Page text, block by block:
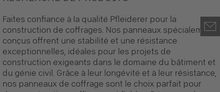
Faites confiance à la qualité Pfleiderer pour la
construction de coffrages. Nos panneaux spécialement
conçus offrent une stabilité et une résistance
exceptionnelles, idéales pour les projets de
construction exigeants dans le domaine du bâtiment et
du génie civil. Grâce à leur longévité et à leur résistance,
nos panneaux de coffrage sont le choix parfait pour